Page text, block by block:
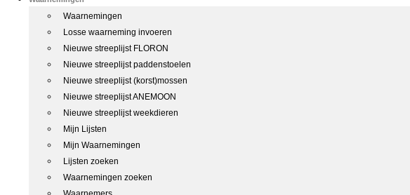
Waarnemingen
Losse waarneming invoeren
Nieuwe streeplijst FLORON
Nieuwe streeplijst paddenstoelen
Nieuwe streeplijst (korst)mossen
Nieuwe streeplijst ANEMOON
Nieuwe streeplijst weekdieren
Mijn Lijsten
Mijn Waarnemingen
Lijsten zoeken
Waarnemingen zoeken